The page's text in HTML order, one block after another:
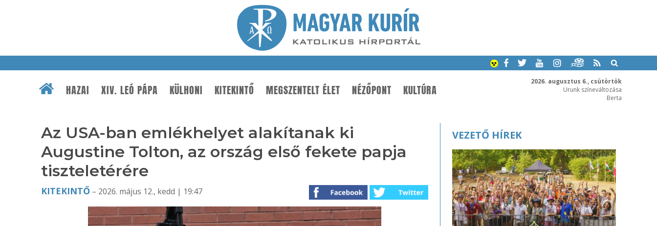
2026. augusztus 6., csütörtök
Urunk színeváltozása
Berta
HAZAI XIV. LEÓ PÁPA KÜLHONI KITEKINTŐ MEGSZENTELT ÉLET NÉZŐPONT KULTÚRA
Az USA-ban emlékhelyet alakítanak ki
Augustine Tolton, az ország első fekete papja
tiszteletérére
KITEKINTŐ – 2026. május 12., kedd | 19:47
VEZETŐ HÍREK